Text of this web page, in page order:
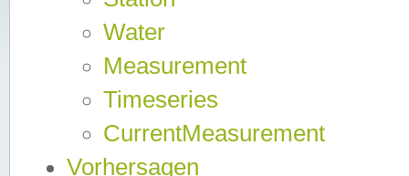
Water
Measurement
Timeseries
CurrentMeasurement
Vorhersagen